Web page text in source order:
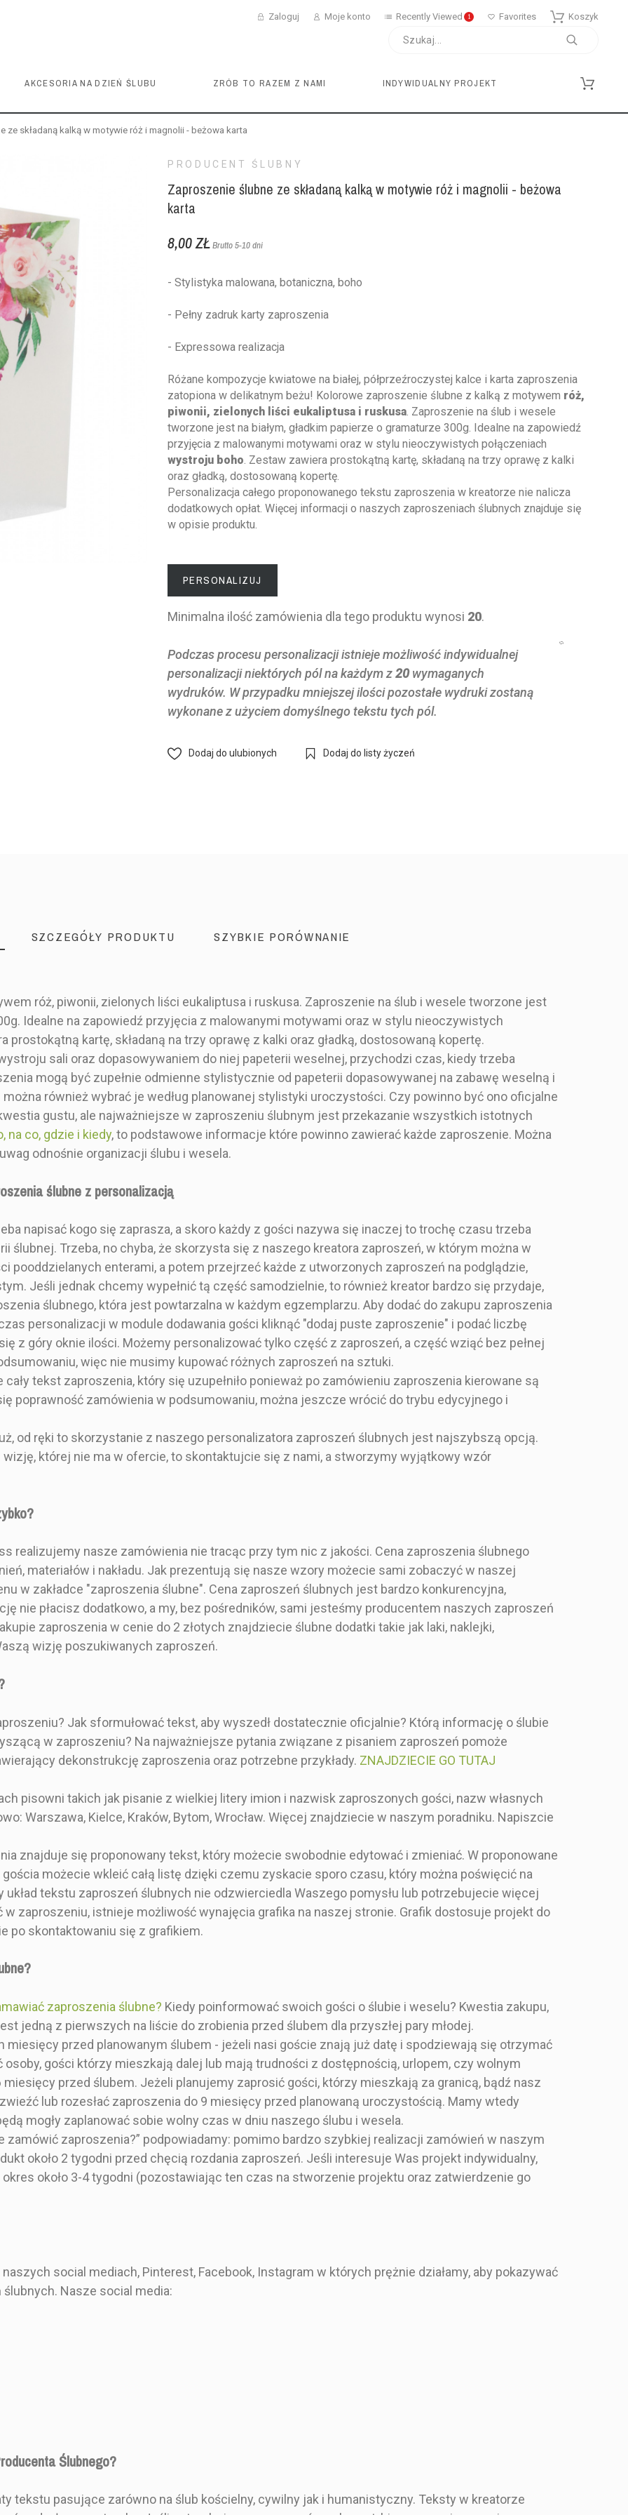
Zaloguj Moje konto Recently Viewed 1 Favorites Koszyk
AKCESORIA NA DZIEŃ ŚLUBU ZRÓB TO RAZEM Z NAMI INDYWIDUALNY PROJEKT
ze składaną kalką w motywie róż i magnolii - beżowa karta
PRODUCENT ŚLUBNY
Zaproszenie ślubne ze składaną kalką w motywie róż i magnolii - beżowa
karta
8,00 ZŁBrutto5-10 dni
- Stylistyka malowana, botaniczna, boho
- Pełny zadruk karty zaproszenia
- Expressowa realizacja
Różane kompozycje kwiatowe na białej, półprzeźroczystej kalce i karta zaproszenia
zatopiona w delikatnym beżu! Kolorowe zaproszenie ślubne z kalką z motywem róż,
piwonii, zielonych liści eukaliptusa i ruskusa. Zaproszenie na ślub i wesele
tworzone jest na białym, gładkim papierze o gramaturze 300g. Idealne na zapowiedź
przyjęcia z malowanymi motywami oraz w stylu nieoczywistych połączeniach
wystroju boho. Zestaw zawiera prostokątną kartę, składaną na trzy oprawę z kalki
oraz gładką, dostosowaną kopertę.
Personalizacja całego proponowanego tekstu zaproszenia w kreatorze nie nalicza
dodatkowych opłat. Więcej informacji o naszych zaproszeniach ślubnych znajduje się
w opisie produktu.
PERSONALIZUJ
Minimalna ilość zamówienia dla tego produktu wynosi 20.
Podczas procesu personalizacji istnieje możliwość indywidualnej
personalizacji niektórych pól na każdym z20wymaganych
wydruków. W przypadku mniejszej ilości pozostałe wydruki zostaną
wykonane z użyciem domyślnego tekstu tych pól.
Dodaj do ulubionych Dodaj do listy życzeń
SZCZEGÓŁY PRODUKTU SZYBKIE PORÓWNANIE
róż, piwonii, zielonych liści eukaliptusa i ruskusa. Zaproszenie na ślub i wesele tworzone jest
Idealne na zapowiedź przyjęcia z malowanymi motywami oraz w stylu nieoczywistych
kartę, składaną na trzy oprawę z kalki oraz gładką, dostosowaną kopertę.
sali oraz dopasowywaniem do niej papeterii weselnej, przychodzi czas, kiedy trzeba
mogą być zupełnie odmienne stylistycznie od papeterii dopasowywanej na zabawę weselną i
również wybrać je według planowanej stylistyki uroczystości. Czy powinno być ono oficjalne
gustu, ale najważniejsze w zaproszeniu ślubnym jest przekazanie wszystkich istotnych
na co, gdzie i kiedy, to podstawowe informacje które powinno zawierać każde zaproszenie. Można
odnośnie organizacji ślubu i wesela.
ślubne z personalizacją
napisać kogo się zaprasza, a skoro każdy z gości nazywa się inaczej to trochę czasu trzeba
ślubnej. Trzeba, no chyba, że skorzysta się z naszego kreatora zaproszeń, w którym można w
pooddzielanych enterami, a potem przejrzeć każde z utworzonych zaproszeń na podglądzie,
Jeśli jednak chcemy wypełnić tą część samodzielnie, to również kreator bardzo się przydaje,
ślubnego, która jest powtarzalna w każdym egzemplarzu. Aby dodać do zakupu zaproszenia
personalizacji w module dodawania gości kliknąć "dodaj puste zaproszenie" i podać liczbę
z góry oknie ilości. Możemy personalizować tylko część z zaproszeń, a część wziąć bez pełnej
więc nie musimy kupować różnych zaproszeń na sztuki.
cały tekst zaproszenia, który się uzupełniło ponieważ po zamówieniu zaproszenia kierowane są
poprawność zamówienia w podsumowaniu, można jeszcze wrócić do trybu edycyjnego i
od ręki to skorzystanie z naszego personalizatora zaproszeń ślubnych jest najszybszą opcją.
której nie ma w ofercie, to skontaktujcie się z nami, a stworzymy wyjątkowy wzór
realizujemy nasze zamówienia nie tracąc przy tym nic z jakości. Cena zaproszenia ślubnego
materiałów i nakładu. Jak prezentują się nasze wzory możecie sami zobaczyć w naszej
w zakładce "zaproszenia ślubne". Cena zaproszeń ślubnych jest bardzo konkurencyjna,
nie płacisz dodatkowo, a my, bez pośredników, sami jesteśmy producentem naszych zaproszeń
zaproszenia w cenie do 2 złotych znajdziecie ślubne dodatki takie jak laki, naklejki,
wizję poszukiwanych zaproszeń.
Jak sformułować tekst, aby wyszedł dostatecznie oficjalnie? Którą informację o ślubie
w zaproszeniu? Na najważniejsze pytania związane z pisaniem zaproszeń pomoże
dekonstrukcję zaproszenia oraz potrzebne przykłady. ZNAJDZIECIE GO TUTAJ
pisowni takich jak pisanie z wielkiej litery imion i nazwisk zaproszonych gości, nazw własnych
Warszawa, Kielce, Kraków, Bytom, Wrocław. Więcej znajdziecie w naszym poradniku. Napiszcie
znajduje się proponowany tekst, który możecie swobodnie edytować i zmieniać. W proponowane
możecie wkleić całą listę dzięki czemu zyskacie sporo czasu, który można poświęcić na
tekstu zaproszeń ślubnych nie odzwierciedla Waszego pomysłu lub potrzebujecie więcej
zaproszeniu, istnieje możliwość wynajęcia grafika na naszej stronie. Grafik dostosuje projekt do
po skontaktowaniu się z grafikiem.
zaproszenia ślubne? Kiedy poinformować swoich gości o ślubie i weselu? Kwestia zakupu,
jedną z pierwszych na liście do zrobienia przed ślubem dla przyszłej pary młodej.
miesięcy przed planowanym ślubem - jeżeli nasi goście znają już datę i spodziewają się otrzymać
gości którzy mieszkają dalej lub mają trudności z dostępnością, urlopem, czy wolnym
przed ślubem. Jeżeli planujemy zaprosić gości, którzy mieszkają za granicą, bądź nasz
lub rozesłać zaproszenia do 9 miesięcy przed planowaną uroczystością. Mamy wtedy
mogły zaplanować sobie wolny czas w dniu naszego ślubu i wesela.
zamówić zaproszenia?” podpowiadamy: pomimo bardzo szybkiej realizacji zamówień w naszym
około 2 tygodni przed chęcią rozdania zaproszeń. Jeśli interesuje Was projekt indywidualny,
około 3-4 tygodni (pozostawiając ten czas na stworzenie projektu oraz zatwierdzenie go
social mediach, Pinterest, Facebook, Instagram w których prężnie działamy, aby pokazywać
Nasze social media:
Ślubnego?
tekstu pasujące zarówno na ślub kościelny, cywilny jak i humanistyczny. Teksty w kreatorze
Boho
Botaniczny
Beżowy
zaproszenie 12x17 cm
Prostokąt
Zaproszenie składane
Zdobioną kopertę
Na trzy części
ślubne
z
z
Składane zaproszenie
złocone lub srebrzone z
lustrem
Zaproszenie ślubne
kwadratowe ze
złoceniem - eleganckie
glamour
kwadratowe ze
złoceniem - składane
zł 12,00 zł 11,50 zł 11,50 zł
elegancki,
srebrzenie
i
listków,
białym
na
z
zawiązana
z
inicjały.
który z
wrażenie
posiada
o
dotyczące
Zdobienie
srebrną
z
opisu
Więcej
- Styl glamour
złotymi lub srebrnymi
uszlachetnieniami, to
wspaniały sposób, by
gustownie, wystawnie i
pomysłowo poprosić
swoich gości o przybycie
kwadratowa karta
drukowana na papierze o
Botaniczne wzory w
połączeniu ze
Projekt zaproszenia z
folią naniesioną na całość
w kolorze czarnym, aby
ułatwić uszlachetnienie.
Styl doskonale zapowiada
uroczystości w stylu
glamour, jednak nie musi
być powiązany z
Specyfikacja w opisie
produktu.
- Styl malowany,
botaniczny, elegancki,
zestawie
Granat, czerń i złoto lekko
zdobione kwiatami!
Złocone zaproszenie
ślubne kwadratowe w
w opisie produktu.
Granat, czerń i złoto lekko
zdobione kwiatami!
250g papierze. W sam raz
na wesela eleganckie,
dostojne stylistycznie.
Specyfikacja w opisie
produktu.
formalny Elegancki i Glamour Elegancki i Glamour Elegancki i Glamour
Srebrny Niebieski Niebieski
cm zaproszenie 15x15 cm bilecik 10x10 cm zaproszenie 15x15 cm
Kwadrat
karta Pojedyncza karta Na dwie części